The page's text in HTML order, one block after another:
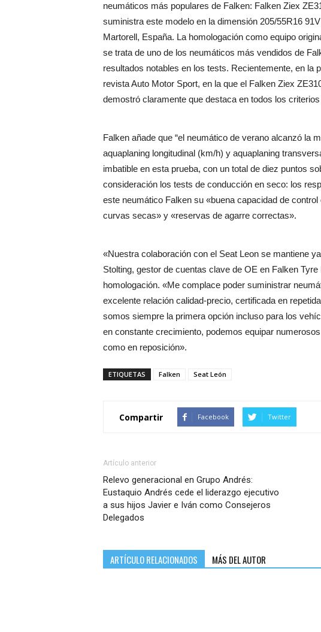
neumáticos más populares de Falken: Falken Ziex
suministra este modelo en la dimensión 205/55R16
Martorell, España. La homologación como equipo
se trata de uno de los neumáticos más vendidos de
resultados notables en los tests. Recientemente, en la
revista Auto Motor Sport, en la que el Falken Ziex
demostró claramente que destaca en todos los
Falken añade que “el neumático de verano alcanzó la
aquaplaning longitudinal (km/h) y aquaplaning
imbatible en esta prueba, con un total de diez puntos
consideración los tests de conducción en seco: los
este neumático Falken su «buena capacidad de
curvas secas» y «reservas de agarre correctas».
«Nuestra colaboración con el Seat Leon se mantiene
Stolting, gestor de cuentas clave de OE en Falken
homologación. «Me complace poder suministrar
excelente relación calidad-precio, certificada en
somos siempre la primera opción incluso para los
en constante crecimiento, podemos equipar
como en reposición».
ETIQUETAS Falken Seat León
Compartir Facebook Twitter
Artículo anterior
Relevo generacional en Grupo Andrés:
Eustaquio Andrés cede el liderazgo ejecutivo
a sus hijos Javier e Iván como Consejeros
Delegados
ARTÍCULO RELACIONADOS MÁS DEL AUTOR